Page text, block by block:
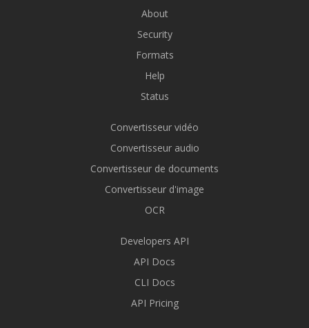
About
Security
Formats
Help
Status
Convertisseur vidéo
Convertisseur audio
Convertisseur de documents
Convertisseur d'image
OCR
Developers API
API Docs
CLI Docs
API Pricing